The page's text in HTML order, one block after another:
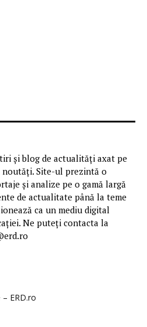
și blog de actualități axat pe
Site-ul prezintă o
și analize pe o gamă largă
de actualitate până la teme
ca un mediu digital
Ne puteți contacta la
ERD.ro